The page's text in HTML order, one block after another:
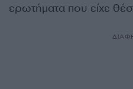
ερωτήματα που είχε